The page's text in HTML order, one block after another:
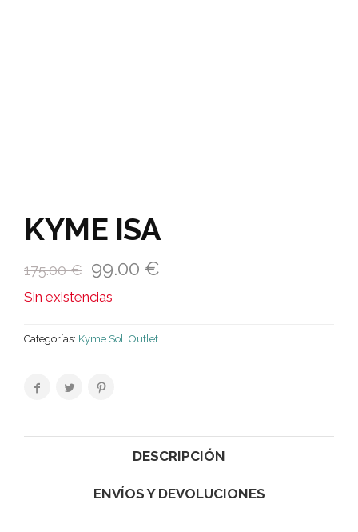
KYME ISA
175.00€ 99.00 €
Sin existencias
Categorías: Kyme Sol, Outlet
DESCRIPCIÓN
ENVÍOS Y DEVOLUCIONES